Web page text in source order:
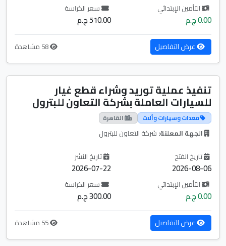
التأمين الإبتدائي
0.00 ج.م
سعر الكراسة
510.00 ج.م
عرض التفاصيل
تنفيذ عملية توريد وشراء قطع غيار
للسيارات العاملة بشركة التعاون للبترول
معدات وسيارات وألات القاهرة
الجهة المعلنة: شركة التعاون للبترول
تاريخ الفتح
2026-08-06
تاريخ النشر
2026-07-22
التأمين الإبتدائي
0.00 ج.م
سعر الكراسة
300.00 ج.م
عرض التفاصيل